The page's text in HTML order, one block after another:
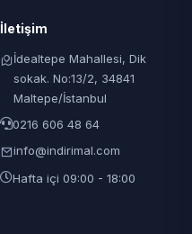
İletişim
İdealtepe Mahallesi, Dik
sokak. No:13/2, 34841
Maltepe/İstanbul
0216 606 48 64
info@indirimal.com
Hafta içi 09:00 - 18:00